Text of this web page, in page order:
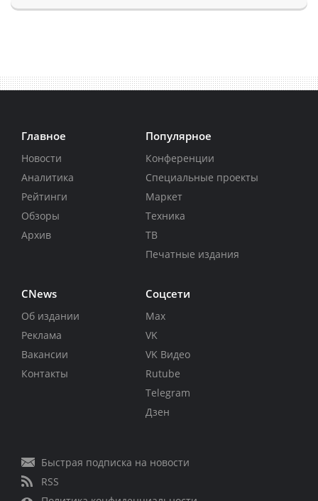
Главное
Новости
Аналитика
Рейтинги
Обзоры
Архив
Популярное
Конференции
Специальные проекты
Маркет
Техника
ТВ
Печатные издания
CNews
Об издании
Реклама
Вакансии
Контакты
Соцсети
Max
VK
VK Видео
Rutube
Telegram
Дзен
Быстрая подписка на новости
RSS